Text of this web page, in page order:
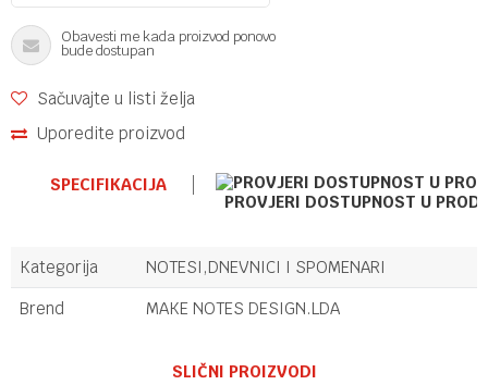
Obavesti me kada proizvod ponovo
bude dostupan
Sačuvajte u listi želja
Uporedite proizvod
SPECIFIKACIJA
PROVJERI DOSTUPNOST U
Kategorija
NOTESI,DNEVNICI I SPOMENARI
Brend
MAKE NOTES DESIGN.LDA
SLIČNI PROIZVODI